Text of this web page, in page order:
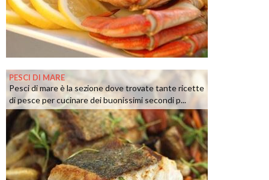
PESCI DI MARE
Pesci di mare è la sezione dove trovate tante ricette
di pesce per cucinare dei buonissimi secondi p...